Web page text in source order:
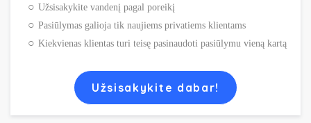
Užsisakykite vandenį pagal poreikį
Pasiūlymas galioja tik naujiems privatiems klientams
Kiekvienas klientas turi teisę pasinaudoti pasiūlymu vieną kartą
Užsisakykite dabar!